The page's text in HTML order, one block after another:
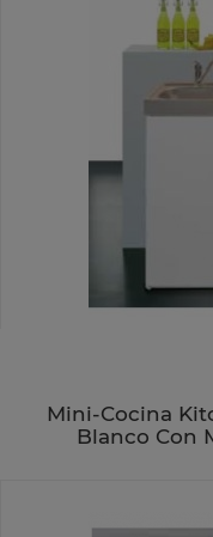
Mini-Cocina
Blanco Con